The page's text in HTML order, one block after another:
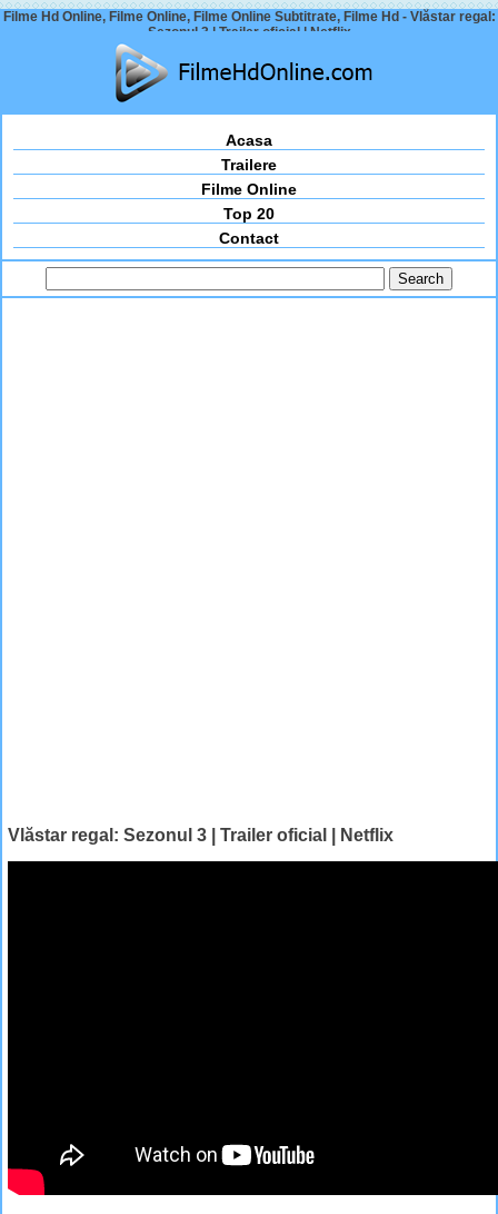
Filme Hd Online, Filme Online, Filme Online Subtitrate, Filme Hd - Vlăstar regal:
Sezonul 3 | Trailer oficial | Netflix
Acasa
Trailere
Filme Online
Top 20
Contact
Vlăstar regal: Sezonul 3 | Trailer oficial | Netflix